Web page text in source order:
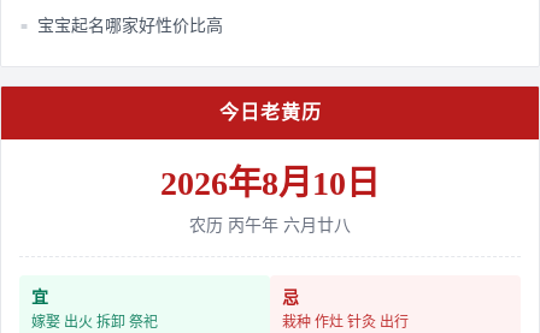
■ 宝宝起名哪家好性价比高​
今日老黄历
2026年8月10日
农历 丙午年 六月廿八
宜
嫁娶 出火 拆卸 祭祀
忌
栽种 作灶 针灸 出行